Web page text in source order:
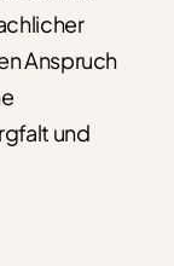
Anspruch
und